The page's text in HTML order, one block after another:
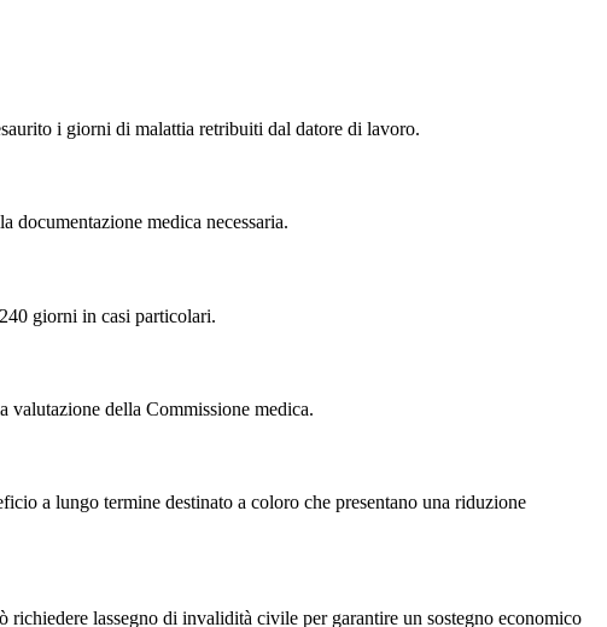
i giorni di malattia retribuiti dal datore di lavoro.
documentazione medica necessaria.
giorni in casi particolari.
della Commissione medica.
a lungo termine destinato a coloro che presentano una riduzione
lassegno di invalidità civile per garantire un sostegno economico